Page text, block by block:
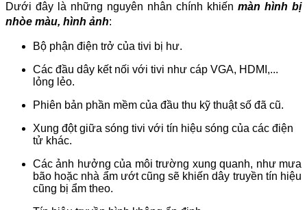
Dưới đây là những nguyên nhân chính khiến màn hình bị
nhòe màu, hình ảnh:
Bộ phận điện trở của tivi bị hư.
Các đầu dây kết nối với tivi như cáp VGA, HDMI,...
lỏng lẻo.
Phiên bản phần mềm của đầu thu kỹ thuật số đã cũ.
Xung đột giữa sóng tivi với tín hiệu sóng của các điện
tử khác.
Các ảnh hưởng của môi trường xung quanh, như mưa
bão hoặc nhà ẩm ướt cũng sẽ khiến dây truyền tín hiệu
cũng bị ẩm theo.